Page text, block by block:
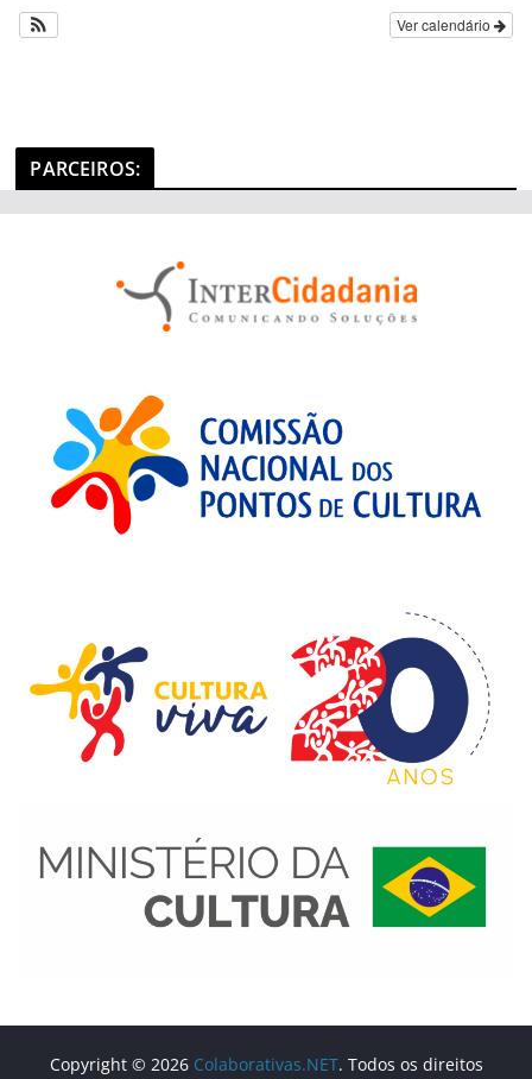
g
a
Ver calendário
PARCEIROS:
Copyright © 2026 Colaborativas.NET. Todos os direitos